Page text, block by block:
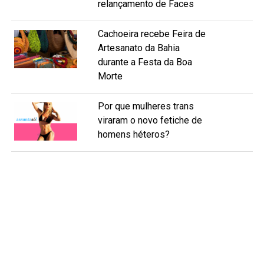
relançamento de Faces
Cachoeira recebe Feira de
Artesanato da Bahia
durante a Festa da Boa
Morte
Por que mulheres trans
viraram o novo fetiche de
homens héteros?